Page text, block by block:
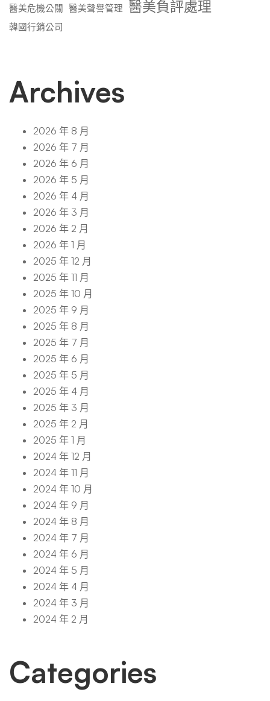
醫美危機公關 醫美聲譽管理 醫美負評處理
韓國行銷公司
Archives
2026 年 8 月
2026 年 7 月
2026 年 6 月
2026 年 5 月
2026 年 4 月
2026 年 3 月
2026 年 2 月
2026 年 1 月
2025 年 12 月
2025 年 11 月
2025 年 10 月
2025 年 9 月
2025 年 8 月
2025 年 7 月
2025 年 6 月
2025 年 5 月
2025 年 4 月
2025 年 3 月
2025 年 2 月
2025 年 1 月
2024 年 12 月
2024 年 11 月
2024 年 10 月
2024 年 9 月
2024 年 8 月
2024 年 7 月
2024 年 6 月
2024 年 5 月
2024 年 4 月
2024 年 3 月
2024 年 2 月
Categories